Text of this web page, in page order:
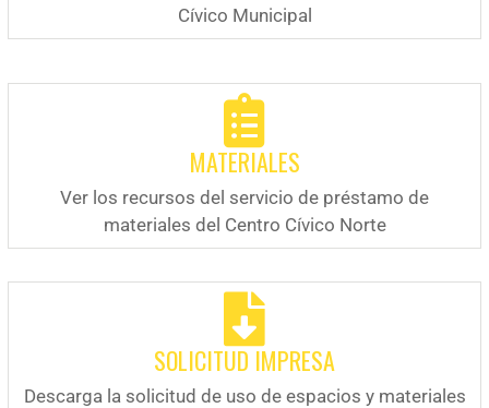
Cívico Municipal
MATERIALES
Ver los recursos del servicio de préstamo de
materiales del Centro Cívico Norte
SOLICITUD IMPRESA
Descarga la solicitud de uso de espacios y materiales